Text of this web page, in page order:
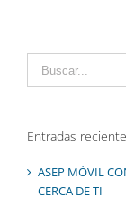
Entradas
ASEP MÓVIL
CERCA DE TI